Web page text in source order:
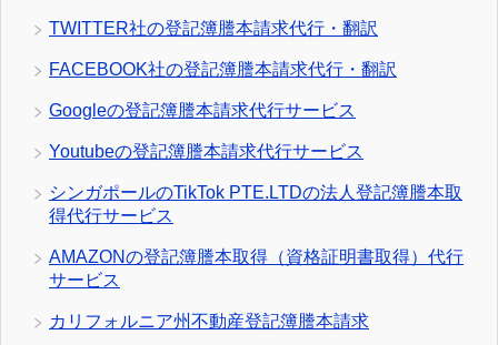
TWITTER社の登記簿謄本請求代行・翻訳
FACEBOOK社の登記簿謄本請求代行・翻訳
Googleの登記簿謄本請求代行サービス
Youtubeの登記簿謄本請求代行サービス
シンガポールのTikTok PTE.LTDの法人登記簿謄本取
得代行サービス
AMAZONの登記簿謄本取得（資格証明書取得）代行
サービス
カリフォルニア州不動産登記簿謄本請求